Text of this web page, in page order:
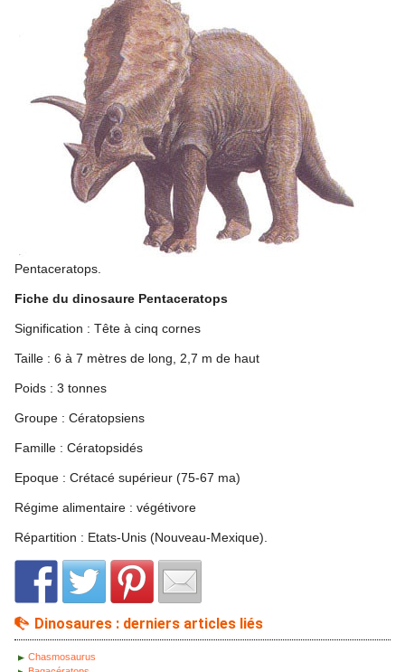
Pentaceratops.
Fiche du dinosaure Pentaceratops
Signification : Tête à cinq cornes
Taille : 6 à 7 mètres de long, 2,7 m de haut
Poids : 3 tonnes
Groupe : Cératopsiens
Famille : Cératopsidés
Epoque : Crétacé supérieur (75-67 ma)
Régime alimentaire : végétivore
Répartition : Etats-Unis (Nouveau-Mexique).
Dinosaures : derniers articles liés
Chasmosaurus